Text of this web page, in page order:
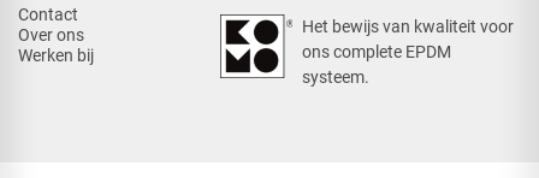
Contact
Over ons
Werken bij
Het bewijs van kwaliteit voor
ons complete EPDM
systeem.